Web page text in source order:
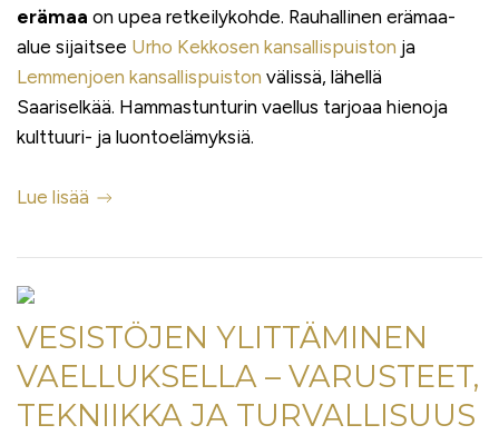
erämaa on upea retkeilykohde. Rauhallinen erämaa-
alue sijaitsee Urho Kekkosen kansallispuiston ja
Lemmenjoen kansallispuiston välissä, lähellä
Saariselkää. Hammastunturin vaellus tarjoaa hienoja
kulttuuri- ja luontoelämyksiä.
Lue lisää
VESISTÖJEN YLITTÄMINEN
VAELLUKSELLA – VARUSTEET,
TEKNIIKKA JA TURVALLISUUS